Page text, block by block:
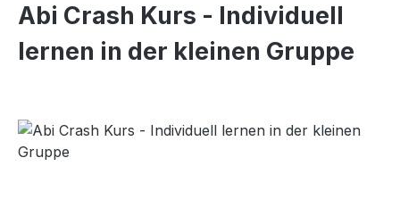
Abi Crash Kurs - Individuell
lernen in der kleinen Gruppe
Ignorer la galerie d'images